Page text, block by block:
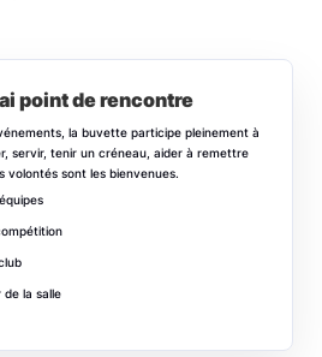
point de rencontre
la buvette participe pleinement à
servir, tenir un créneau, aider à remettre
volontés sont les bienvenues.
la salle